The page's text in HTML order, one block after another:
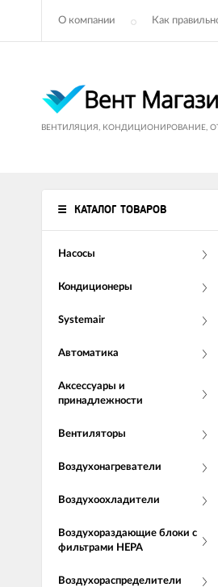
О компании Как
ВЕНТИЛЯЦИЯ, КОНДИЦИОНИРОВАНИЕ,
КАТАЛОГ ТОВАРОВ
Насосы
Кондиционеры
Systemair
Автоматика
Аксессуары и
принадлежности
Вентиляторы
Воздухонагреватели
Воздухоохладители
Воздухораздающие блоки с
фильтрами НЕРА
Воздухораспределители